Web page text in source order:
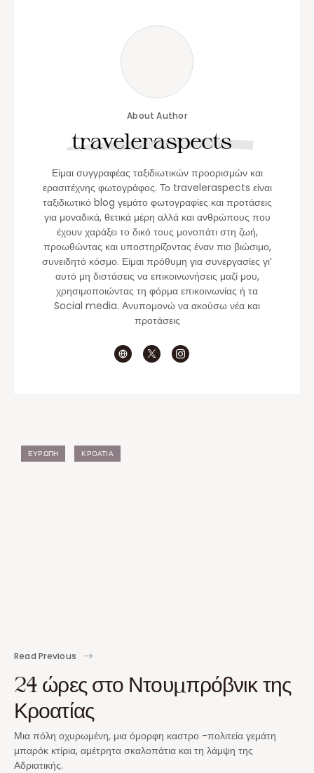
About Author
traveleraspects
Είμαι συγγραφέας ταξιδιωτικών προορισμών και
ερασιτέχνης φωτογράφος. Το traveleraspects είναι
ταξιδιωτικό blog γεμάτο φωτογραφίες και προτάσεις
για μοναδικά, θετικά μέρη αλλά και ανθρώπους που
έχουν χαράξει το δικό τους μονοπάτι στη ζωή,
προωθώντας και υποστηρίζοντας έναν πιο βιώσιμο,
συνειδητό κόσμο. Είμαι πρόθυμη για συνεργασίες γι’
αυτό μη διστάσεις να επικοινωνήσεις μαζί μου,
χρησιμοποιώντας τη φόρμα επικοινωνίας ή τα
Social media. Ανυπομονώ να ακούσω νέα και
προτάσεις
ΕΥΡΏΠΗ ΚΡΟΑΤΊΑ
Read Previous
24 ώρες στο Ντουμπρόβνικ της
Κροατίας
Μια πόλη οχυρωμένη, μια όμορφη καστρο -πολιτεία γεμάτη
μπαρόκ κτίρια, αμέτρητα σκαλοπάτια και τη λάμψη της
Αδριατικής.